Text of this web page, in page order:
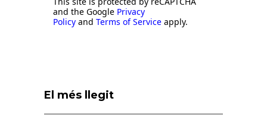
and the Google Privacy
Policy and Terms of Service apply.
El més llegit